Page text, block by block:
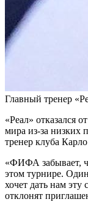
Главный тренер
«Реал» отказался
мира из-за низких
тренер клуба
«ФИФА забывает,
этом турнире.
хочет дать нам
отклонят